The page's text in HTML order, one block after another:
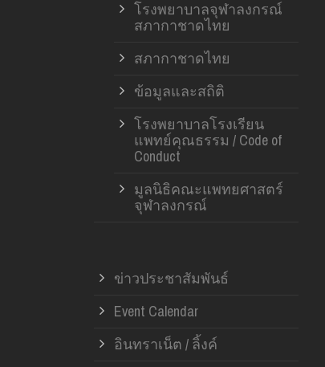
โรงพยาบาลจุฬาลงกรณ์
สภากาชาดไทย
สภากาชาดไทย
ข้อมูลและสถิติ
โรงพยาบาลโรงเรียน
แพทย์คุณธรรม / Code of
Conduct
มูลนิธิคณะแพทยศาสตร์
จุฬาลงกรณ์
ข่าวประชาสัมพันธ์
Event Calendar
อินทราเน็ต / ลิ้งค์